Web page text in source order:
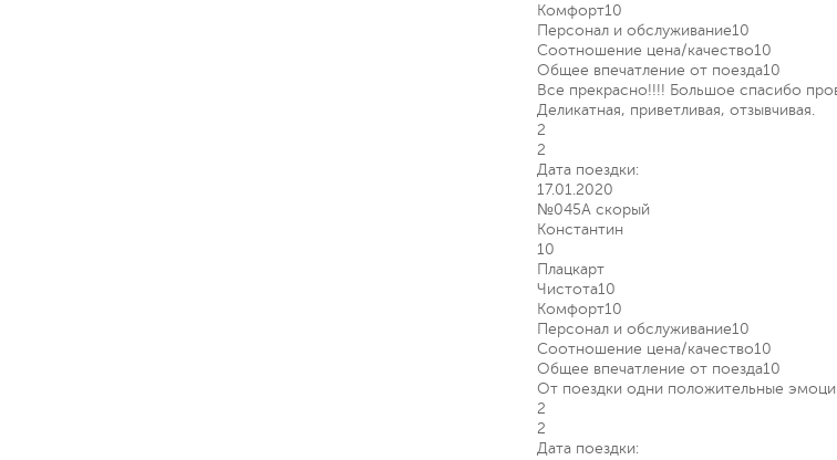
Комфорт10
Персонал и обслуживание10
Соотношение цена/качество10
Общее впечатление от поезда10
Все прекрасно!!!! Большое спасибо
Деликатная, приветливая, отзывчивая.
2
2
Дата поездки:
17.01.2020
№045А скорый
Константин
10
Плацкарт
Чистота10
Комфорт10
Персонал и обслуживание10
Соотношение цена/качество10
Общее впечатление от поезда10
От поездки одни положительные
2
2
Дата поездки: